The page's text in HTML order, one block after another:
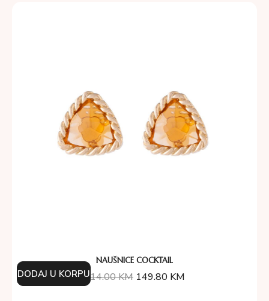
NAUŠNICE COCKTAIL
214.00KM 149.80 KM
DODAJ U KORPU